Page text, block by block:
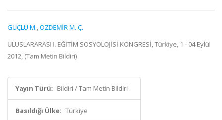
GÜÇLÜ M.,ÖZDEMİR M. Ç.
ULUSLARARASI I. EĞİTİM SOSYOLOJİSİ KONGRESİ, Türkiye, 1 - 04 Eylül
2012, (Tam Metin Bildiri)
Yayın Türü: Bildiri / Tam Metin Bildiri
Basıldığı Ülke: Türkiye